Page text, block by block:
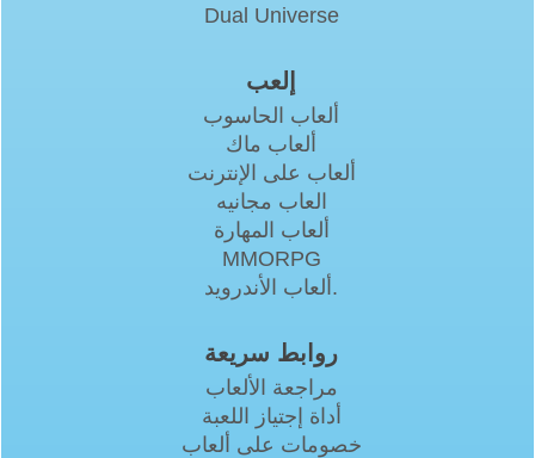
Dual Universe
إلعب
ألعاب الحاسوب
ألعاب ماك
ألعاب على الإنترنت
العاب مجانيه
ألعاب المهارة
MMORPG
ألعاب الأندرويد.
روابط سريعة
مراجعة الألعاب
أداة إجتياز اللعبة
خصومات على ألعاب